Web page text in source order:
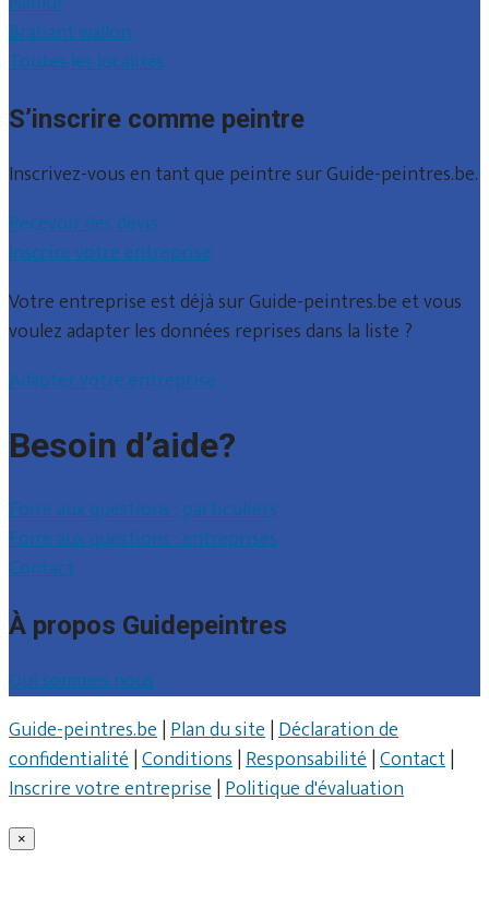
Brabant wallon
Toutes les localités
S’inscrire comme peintre
Inscrivez-vous en tant que peintre sur Guide-peintres.be.
Recevoir des devis
Inscrire votre entreprise
Votre entreprise est déjà sur Guide-peintres.be et vous
voulez adapter les données reprises dans la liste ?
Adapter votre entreprise
Besoin d’aide?
Foire aux questions : particuliers
Foire aux questions : entreprises
Contact
À propos Guidepeintres
Qui sommes nous
Guide-peintres.be|Plan du site|Déclaration de
confidentialité|Conditions|Responsabilité|Contact|
Inscrire votre entreprise|Politique d'évaluation
×